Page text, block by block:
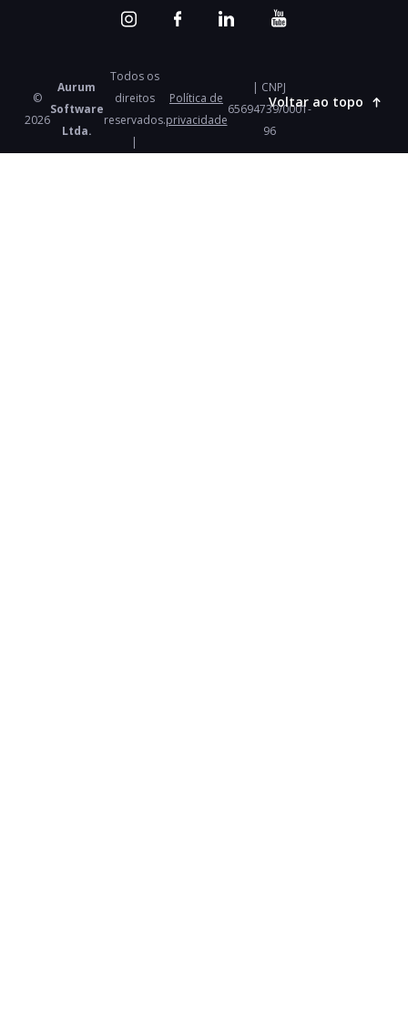
©
2026
Aurum
Software
Ltda.
Todos os
direitos
reservados.
|
Política de
privacidade
| CNPJ
65694739/0001-
96
Voltar ao topo